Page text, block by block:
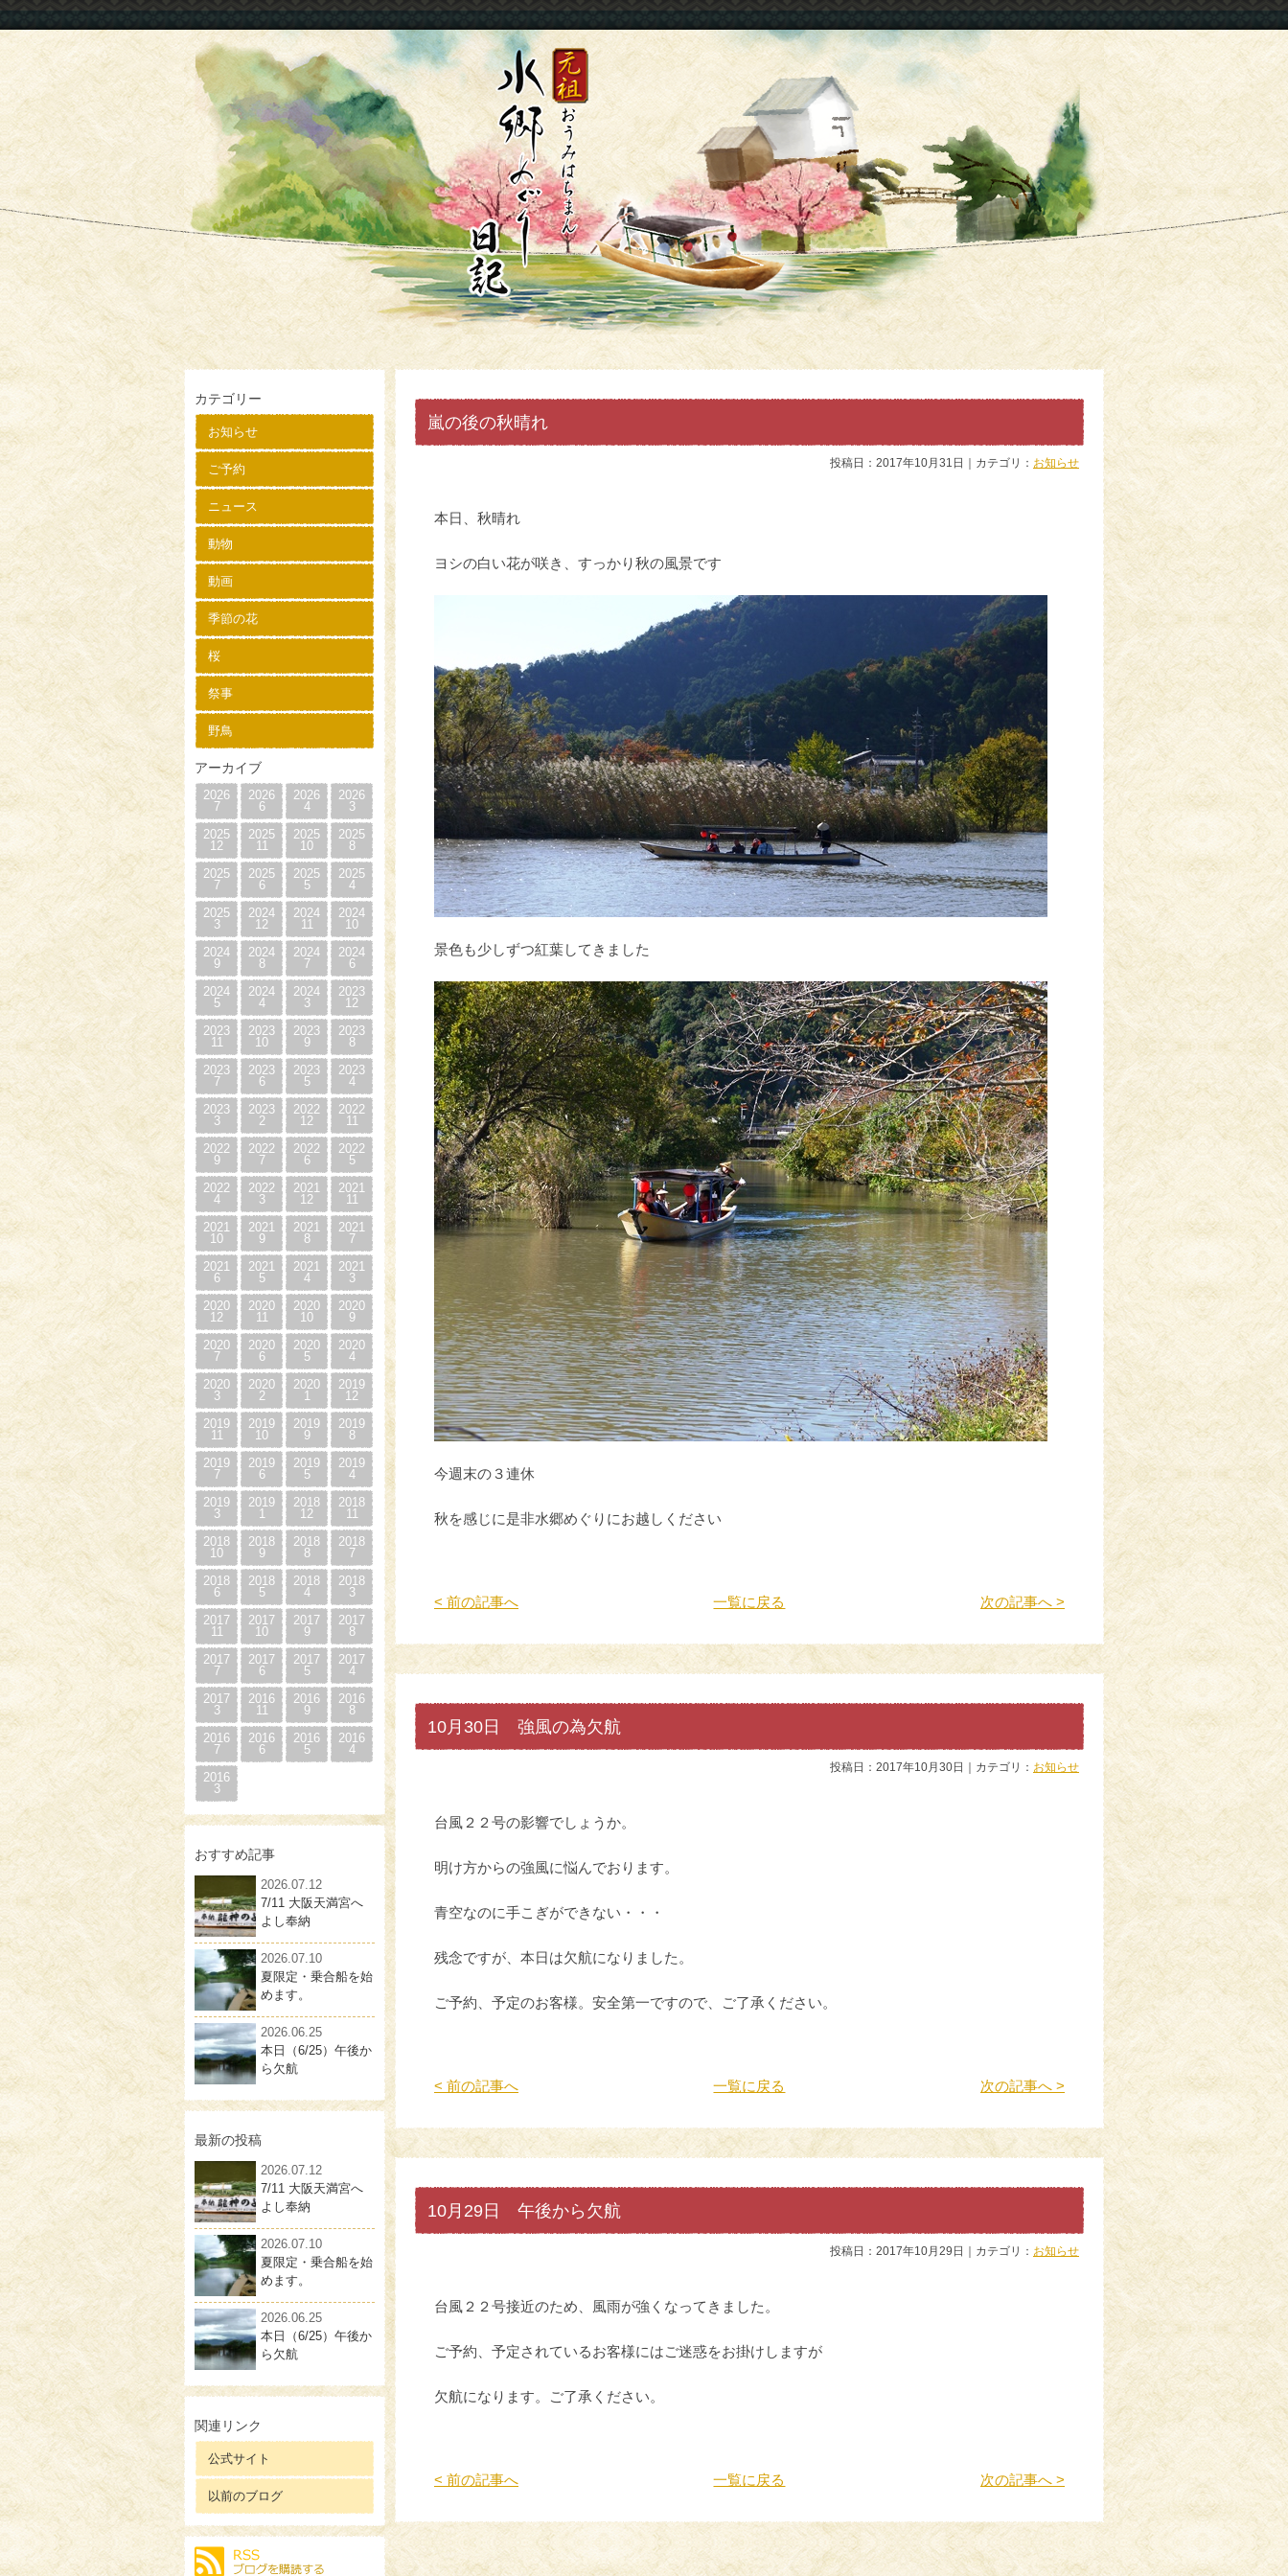
カテゴリー
お知らせ
ご予約
ニュース
動物
動画
季節の花
桜
祭事
野鳥
アーカイブ
2026
7
2026
6
2026
4
2026
3
2025
12
2025
11
2025
10
2025
8
2025
7
2025
6
2025
5
2025
4
2025
3
2024
12
2024
11
2024
10
2024
9
2024
8
2024
7
2024
6
2024
5
2024
4
2024
3
2023
12
2023
11
2023
10
2023
9
2023
8
2023
7
2023
6
2023
5
2023
4
2023
3
2023
2
2022
12
2022
11
2022
9
2022
7
2022
6
2022
5
2022
4
2022
3
2021
12
2021
11
2021
10
2021
9
2021
8
2021
7
2021
6
2021
5
2021
4
2021
3
2020
12
2020
11
2020
10
2020
9
2020
7
2020
6
2020
5
2020
4
2020
3
2020
2
2020
1
2019
12
2019
11
2019
10
2019
9
2019
8
2019
7
2019
6
2019
5
2019
4
2019
3
2019
1
2018
12
2018
11
2018
10
2018
9
2018
8
2018
7
2018
6
2018
5
2018
4
2018
3
2017
11
2017
10
2017
9
2017
8
2017
7
2017
6
2017
5
2017
4
2017
3
2016
11
2016
9
2016
8
2016
7
2016
6
2016
5
2016
4
2016
3
おすすめ記事
2026.07.12
7/11 大阪天満宮へ
よし奉納
2026.07.10
夏限定・乗合船を始
めます。
2026.06.25
本日（6/25）午後か
ら欠航
最新の投稿
2026.07.12
7/11 大阪天満宮へ
よし奉納
2026.07.10
夏限定・乗合船を始
めます。
2026.06.25
本日（6/25）午後か
ら欠航
関連リンク
公式サイト
以前のブログ
嵐の後の秋晴れ
投稿日：2017年10月31日｜カテゴリ： お知らせ
本日、秋晴れ
ヨシの白い花が咲き、すっかり秋の風景です
景色も少しずつ紅葉してきました
今週末の３連休
秋を感じに是非水郷めぐりにお越しください
< 前の記事へ 一覧に戻る 次の記事へ >
10月30日 強風の為欠航
投稿日：2017年10月30日｜カテゴリ： お知らせ
台風２２号の影響でしょうか。
明け方からの強風に悩んでおります。
青空なのに手こぎができない・・・
残念ですが、本日は欠航になりました。
ご予約、予定のお客様。安全第一ですので、ご了承ください。
< 前の記事へ 一覧に戻る 次の記事へ >
10月29日 午後から欠航
投稿日：2017年10月29日｜カテゴリ： お知らせ
台風２２号接近のため、風雨が強くなってきました。
ご予約、予定されているお客様にはご迷惑をお掛けしますが
欠航になります。ご了承ください。
< 前の記事へ 一覧に戻る 次の記事へ >